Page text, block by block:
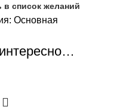
в список желаний
Основная